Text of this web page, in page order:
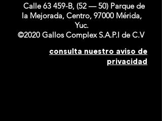
Calle 63 459-B, (52 — 50) Parque de
la Mejorada, Centro, 97000 Mérida,
Yuc.
©2020 Gallos Complex S.A.P.I de C.V
consulta nuestro aviso de
privacidad